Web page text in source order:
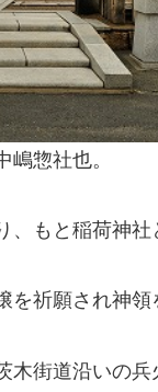
惣社也。
もと稲荷神社
祈願され神領
木街道沿いの